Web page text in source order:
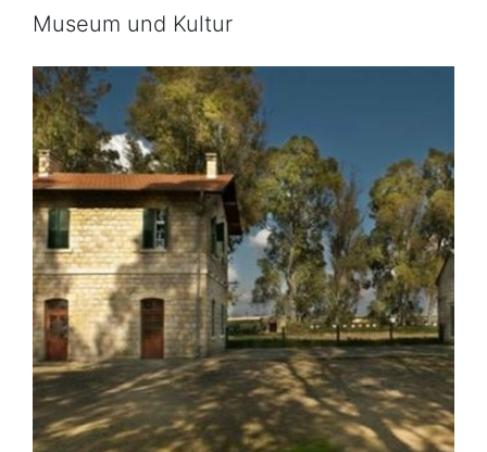
Museum und Kultur